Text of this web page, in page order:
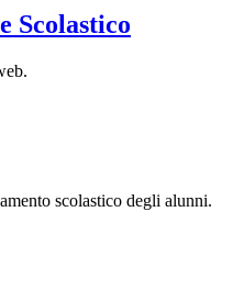
Scolastico
scolastico degli alunni.